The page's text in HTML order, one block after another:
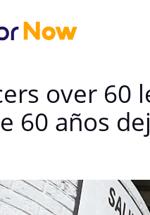
over 60
60 años